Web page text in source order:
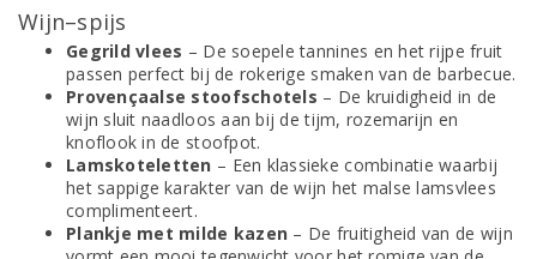
Wijn–spijs
Gegrild vlees – De soepele tannines en het rijpe fruit
passen perfect bij de rokerige smaken van de barbecue.
Provençaalse stoofschotels – De kruidigheid in de
wijn sluit naadloos aan bij de tijm, rozemarijn en
knoflook in de stoofpot.
Lamskoteletten – Een klassieke combinatie waarbij
het sappige karakter van de wijn het malse lamsvlees
complimenteert.
Plankje met milde kazen – De fruitigheid van de wijn